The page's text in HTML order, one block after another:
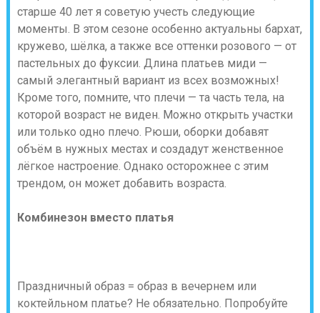
старше 40 лет я советую учесть следующие
моменты. В этом сезоне особенно актуальны бархат,
кружево, шёлка, а также все оттенки розового — от
пастельных до фуксии. Длина платьев миди —
самый элегантный вариант из всех возможных!
Кроме того, помните, что плечи — та часть тела, на
которой возраст не виден. Можно открыть участки
или только одно плечо. Рюши, оборки добавят
объём в нужных местах и создадут женственное
лёгкое настроение. Однако осторожнее с этим
трендом, он может добавить возраста.
Комбинезон вместо платья
Праздничный образ = образ в вечернем или
коктейльном платье? Не обязательно. Попробуйте